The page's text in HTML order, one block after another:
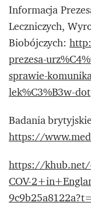
Informacja
Leczniczych,
Biobójczych:
prezesa-
sprawie-
lek%C3%B3w-dot
Badania
https://
https://
COV-